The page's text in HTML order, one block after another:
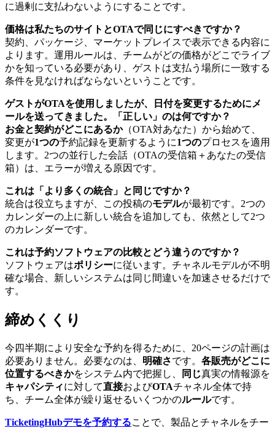
に過剰に支払わないようにすることです。
価格は私たちのサイトとOTAで同じにすべきですか？
契約、パッケージ、マーケットプレイスで表示できる内容に
よります。運用ルールは、チームがどの価格がどこでライブ
かを知っている必要があり、ゲストは支払う場所に一致する
条件を見なければならないということです。
ゲストがOTAを使用しましたが、日付を変更するためにメ
ールを送ってきました。「正しい」のは何ですか？
お金と契約がどこにあるか（OTA対あなた）から始めて、
変更が1つの予約記録を更新するように1つのプロセスを適用
します。2つの並行した会話（OTAの受信箱＋あなたの受信
箱）は、エラーが増える原因です。
これは「より多くの統合」と同じですか？
統合は役立ちますが、この投稿のモデルが最初です。2つの
カレンダーの上に新しい統合を追加しても、依然として2つ
のカレンダーです。
これは予約ソフトウェアの比較とどう違うのですか？
ソフトウェアはポリシーに従います。チャネルモデルが不明
確な場合、新しいシステムは同じ間違いを加速させるだけで
す。
締めくくり
今四半期により安全な予約を得るために、20ページの計画は
必要ありません。必要なのは、 明確さです。 各販売がどこに
位置するべきかをシステム内で把握し、 同じ真実の情報源を
キャパシティに対して直接およびOTAチャネル全体で持
ち、チーム全体が繰り返せるいくつかのルールです。
TicketingHubデモを予約することで、製品とチャネルをチー